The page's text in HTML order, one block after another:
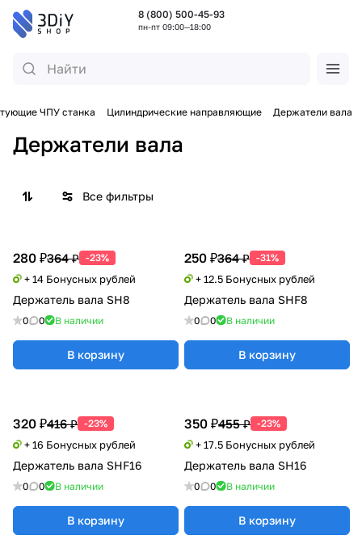
8 (800) 500-45-93
пн-пт 09:00—18:00
ЧПУ станка Цилиндрические направляющие Держатели вала
Держатели вала
Все фильтры
280 ₽364 ₽ -23%
+ 14 Бонусных рублей
Держатель вала SH8
0 0 В наличии
В корзину
250 ₽364 ₽ -31%
+ 12.5 Бонусных рублей
Держатель вала SHF8
0 0 В наличии
В корзину
320 ₽416 ₽ -23%
+ 16 Бонусных рублей
Держатель вала SHF16
0 0 В наличии
В корзину
350 ₽455 ₽ -23%
+ 17.5 Бонусных рублей
Держатель вала SH16
0 0 В наличии
В корзину